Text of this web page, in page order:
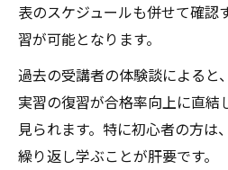
表のスケジュールも併せて確認
習が可能となります。
過去の受講者の体験談によると
実習の復習が合格率向上に直結
見られます。特に初心者の方は
繰り返し学ぶことが肝要です。